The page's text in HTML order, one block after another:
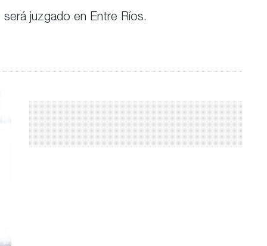
juzgado en Entre Ríos.